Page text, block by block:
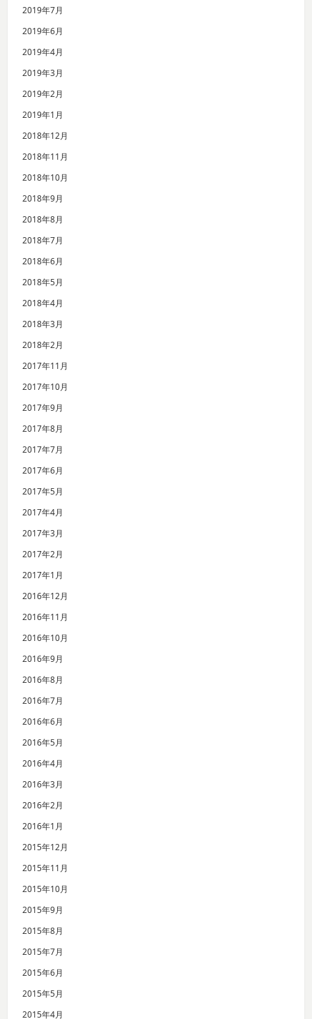
2019年7月
2019年6月
2019年4月
2019年3月
2019年2月
2019年1月
2018年12月
2018年11月
2018年10月
2018年9月
2018年8月
2018年7月
2018年6月
2018年5月
2018年4月
2018年3月
2018年2月
2017年11月
2017年10月
2017年9月
2017年8月
2017年7月
2017年6月
2017年5月
2017年4月
2017年3月
2017年2月
2017年1月
2016年12月
2016年11月
2016年10月
2016年9月
2016年8月
2016年7月
2016年6月
2016年5月
2016年4月
2016年3月
2016年2月
2016年1月
2015年12月
2015年11月
2015年10月
2015年9月
2015年8月
2015年7月
2015年6月
2015年5月
2015年4月